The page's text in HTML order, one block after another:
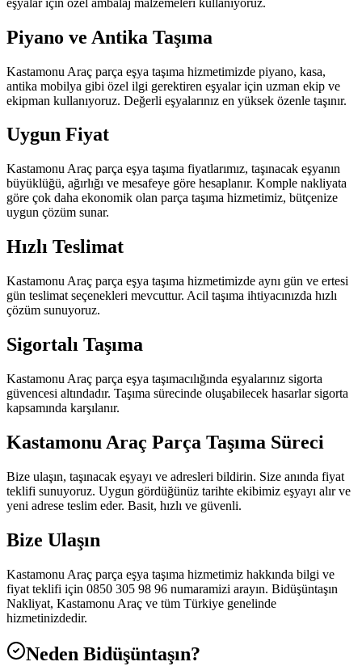
Piyano ve Antika Taşıma
Kastamonu Araç parça eşya taşıma hizmetimizde piyano, kasa,
antika mobilya gibi özel ilgi gerektiren eşyalar için uzman ekip ve
ekipman kullanıyoruz. Değerli eşyalarınız en yüksek özenle taşınır.
Uygun Fiyat
Kastamonu Araç parça eşya taşıma fiyatlarımız, taşınacak eşyanın
büyüklüğü, ağırlığı ve mesafeye göre hesaplanır. Komple nakliyata
göre çok daha ekonomik olan parça taşıma hizmetimiz, bütçenize
uygun çözüm sunar.
Hızlı Teslimat
Kastamonu Araç parça eşya taşıma hizmetimizde aynı gün ve ertesi
gün teslimat seçenekleri mevcuttur. Acil taşıma ihtiyacınızda hızlı
çözüm sunuyoruz.
Sigortalı Taşıma
Kastamonu Araç parça eşya taşımacılığında eşyalarınız sigorta
güvencesi altındadır. Taşıma sürecinde oluşabilecek hasarlar sigorta
kapsamında karşılanır.
Kastamonu Araç Parça Taşıma Süreci
Bize ulaşın, taşınacak eşyayı ve adresleri bildirin. Size anında fiyat
teklifi sunuyoruz. Uygun gördüğünüz tarihte ekibimiz eşyayı alır ve
yeni adrese teslim eder. Basit, hızlı ve güvenli.
Bize Ulaşın
Kastamonu Araç parça eşya taşıma hizmetimiz hakkında bilgi ve
fiyat teklifi için 0850 305 98 96 numaramizi arayın. Bidüşüntaşın
Nakliyat, Kastamonu Araç ve tüm Türkiye genelinde
hizmetinizdedir.
Neden Bidüşüntaşın?